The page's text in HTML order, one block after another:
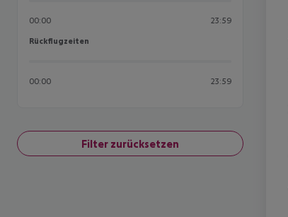
00:00 23:59
Rückflugzeiten
Rückflugzeiten
00:00 23:59
Filter zurücksetzen